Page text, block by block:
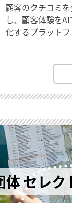
顧客のクチコミ
し、顧客体験を
化するプラット
セレク